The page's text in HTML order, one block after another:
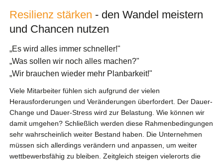
Resilienz stärken - den Wandel meistern
und Chancen nutzen
„Es wird alles immer schneller!"
„Was sollen wir noch alles machen?"
„Wir brauchen wieder mehr Planbarkeit!"
Viele Mitarbeiter fühlen sich aufgrund der vielen
Herausforderungen und Veränderungen überfordert. Der Dauer-
Change und Dauer-Stress wird zur Belastung. Wie können wir
damit umgehen? Schließlich werden diese Rahmenbedingungen
sehr wahrscheinlich weiter Bestand haben. Die Unternehmen
müssen sich allerdings verändern und anpassen, um weiter
wettbewerbsfähig zu bleiben. Zeitgleich steigen vielerorts die